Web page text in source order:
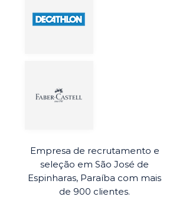
Empresa de recrutamento e
seleção em São José de
Espinharas, Paraíba com mais
de 900 clientes.